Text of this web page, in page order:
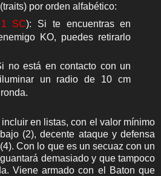
por orden alfabético:
SC): Si te encuentras en
KO, puedes retirarlo
no está en contacto con un
un radio de 10 cm
en listas, con el valor mínimo
(2), decente ataque y defensa
Con lo que es un secuaz con un
demasiado y que tampoco
Viene armado con el Baton que